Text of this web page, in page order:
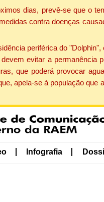
dias, prevê-se que o
contra doenças
periférica do
evitar a
que poderá provocar
apela-se à população
Infografia